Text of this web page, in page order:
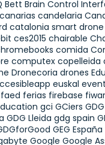
Bett Brain Control
canarias candelaria
catalonia smart drone
ces2015 chairable
comida
computex copelleida
Dronecoria drones
euskal event
faed ferias firebase
gci GCiers GDG
GDG Lleida gdg spain
GEG España
Google Google